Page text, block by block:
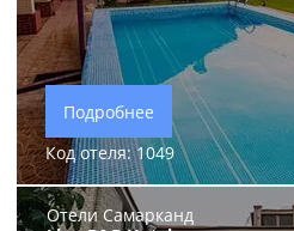
Подробнее
Код отеля: 1049
Отели Самарканд